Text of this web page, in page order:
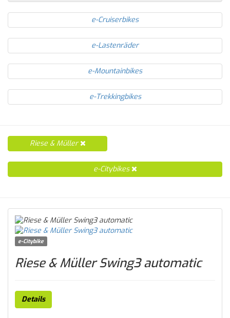
e-Cruiserbikes
e-Lastenräder
e-Mountainbikes
e-Trekkingbikes
Riese & Müller
e-Citybikes
e-Citybike
Riese & Müller Swing3 automatic
Details